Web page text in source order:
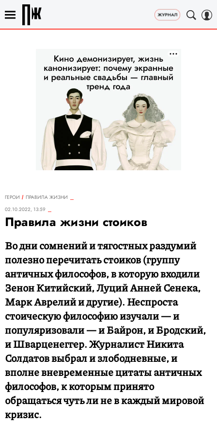
ГЕРОИ
ПРАВИЛА ЖИЗНИ
02.10.2022, 13:59
Правила жизни стоиков
Во дни сомнений и тягостных раздумий
полезно перечитать стоиков (группу
античных философов, в которую входили
Зенон Китийский, Луций Анней Сенека,
Марк Аврелий и другие). Неспроста
стоическую философию изучали — и
популяризовали — и Байрон, и Бродский,
и Шварценеггер. Журналист Никита
Солдатов выбрал и злободневные, и
вполне вневременные цитаты античных
философов, к которым принято
обращаться чуть ли не в каждый мировой
кризис.